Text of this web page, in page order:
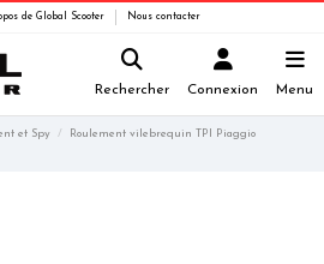
de Global Scooter Nous contacter
Rechercher Connexion Menu
et Spy
Roulement vilebrequin TPI Piaggio